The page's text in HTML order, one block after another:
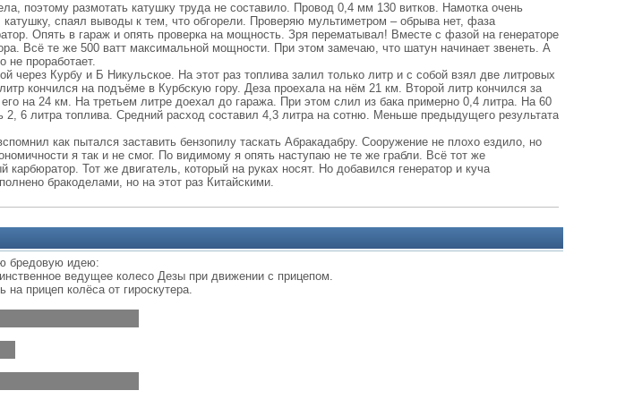
поэтому размотать катушку труда не составило. Провод 0,4 мм 130 витков. Намотка очень
спаял выводы к тем, что обгорели. Проверяю мультиметром – обрыва нет, фаза
Опять в гараж и опять проверка на мощность. Зря перематывал! Вместе с фазой на генераторе
Всё те же 500 ватт максимальной мощности. При этом замечаю, что шатун начинает звенеть. А
не проработает.
через Курбу и Б Никульское. На этот раз топлива залил только литр и с собой взял две литровых
кончился на подъёме в Курбскую гору. Деза проехала на нём 21 км. Второй литр кончился за
на 24 км. На третьем литре доехал до гаража. При этом слил из бака примерно 0,4 литра. На 60
2, 6 литра топлива. Средний расход составил 4,3 литра на сотню. Меньше предыдущего результата
как пытался заставить бензопилу таскать Абракадабру. Сооружение не плохо ездило, но
я так и не смог. По видимому я опять наступаю не те же грабли. Всё тот же
Тот же двигатель, который на руках носят. Но добавился генератор и куча
бракоделами, но на этот раз Китайскими.
бредовую идею:
ведущее колесо Дезы при движении с прицепом.
на прицеп колёса от гироскутера.